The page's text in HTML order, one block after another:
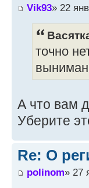
Vik93» 22
точно
А что вам
Уберите
Re: О
polinom» 27